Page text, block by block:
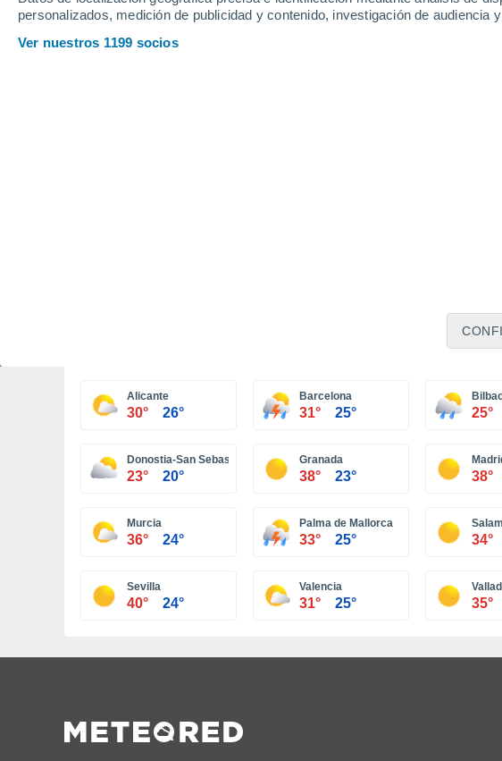
personalizados, medición de publicidad y contenido, investigación de audiencia
Ver nuestros 1199 socios
Provincias de España
Alicante
30° 26°
Barcelona
31° 25° 25°
Donostia-San Sebastián
23° 20°
Granada
38° 23° 38°
Murcia
36° 24°
Palma de Mallorca
33° 25° 34°
Sevilla
40° 24°
Valencia
31° 25° 35°